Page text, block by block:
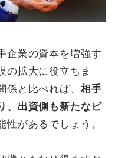
企業の資本を増強す
の拡大に役立ちま
と比べれば、 相手
、出資側も新たなビ
性があるでしょう。